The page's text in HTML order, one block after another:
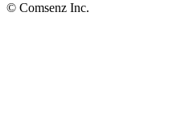
© Comsenz Inc.